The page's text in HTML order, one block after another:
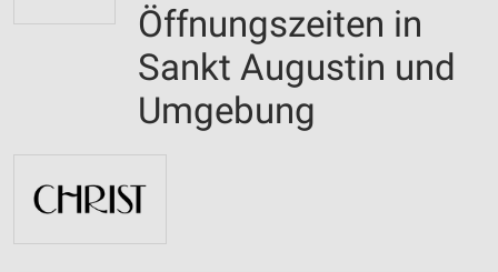
Öffnungszeiten in
Sankt Augustin und
Umgebung